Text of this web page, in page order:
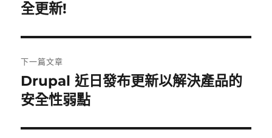
導
覽
一
文
章:
全更新!
下一篇文章
下
一
文
Drupal 近日發布更新以解決產品的
安全性弱點